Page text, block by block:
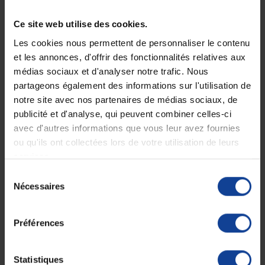
Ce site web utilise des cookies.
Les cookies nous permettent de personnaliser le contenu
et les annonces, d'offrir des fonctionnalités relatives aux
médias sociaux et d'analyser notre trafic. Nous
partageons également des informations sur l'utilisation de
notre site avec nos partenaires de médias sociaux, de
publicité et d'analyse, qui peuvent combiner celles-ci
avec d'autres informations que vous leur avez fournies
ou qu'ils ont collectées lors de votre utilisation de leurs
services.
Nécessaires
Préférences
Statistiques
Description
Poche de gel réutilisable chaud/froid
Actimove Physiopack 7,5 cm x 10 cm avec
housse
Confortable : conserve sa souplesse à froid
comme à chaud.
Indications :
tendineuses et ligamentaires (tendinites, entorses, luxations,
opératoires).
Caractéristiques :